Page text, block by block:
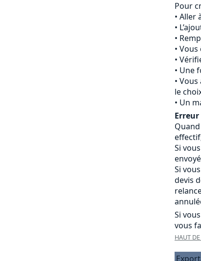
Pour
Aller
Vous
Une
Vous
le
Un
Erreur
Si
Si
devis
Si
vous
HAUT